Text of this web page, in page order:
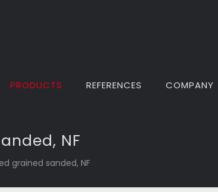
PRODUCTS REFERENCES COMPANY
NF
grained sanded, NF